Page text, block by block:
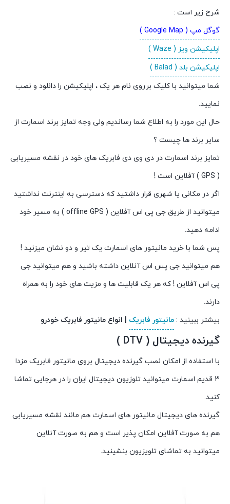
شرح زیر است :
گوگل مپ ( Google Map )
اپلیکیشن ویز ( Waze )
اپلیکیشن بلد ( Balad )
شما میتوانید با کلیک برروی نام هر یک ، اپلیکیشن را دانلود و نصب
نمایید.
حال این مورد را به اطلاع شما رساندیم ولی وجه تمایز برند اسمارت از
سایر برند ها چیست ؟
تمایز برند اسمارت در دی وی دی فابریک های خود در نقشه مسیریابی
( GPS ) آفلاین است !
اگر در مکانی یا شهری قرار داشتید که دسترسی به اینترنت نداشتید
میتوانید از طریق جی پی اس آفلاین ( offline GPS ) به مسیر خود
ادامه دهید.
پس شما با خرید مانیتور های اسمارت یک تیر و دو نشان میزنید !
هم میتوانید جی پس اس آنلاین داشته باشید و هم میتوانید جی
پی اس آفلاین ! که هر یک قابلیت ها و مزیت های خود را به همراه
دارند.
بیشتر ببینید : مانیتور فابریک | انواع مانیتور فابریک خودرو
گیرنده دیجیتال ( DTV )
با استفاده از امکان نصب گیرنده دیجیتال بروی مانیتور فابریک مزدا
3 قدیم اسمارت میتوانید تلوزیون دیجیتال ایران را در هرجایی تماشا
کنید.
گیرنده های دیجیتال مانیتور های اسمارت هم مانند نقشه مسیریابی
هم به صورت آفلاین امکان پذیر است و هم به صورت آنلاین
میتوانید به تماشای تلویزیون بنشینید.